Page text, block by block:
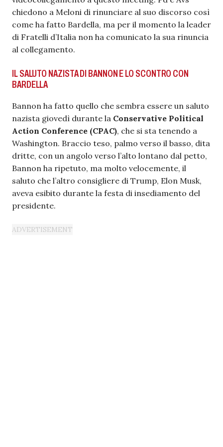
chiedono a Meloni di rinunciare al suo discorso così
come ha fatto Bardella, ma per il momento la leader
di Fratelli d’Italia non ha comunicato la sua rinuncia
al collegamento.
IL SALUTO NAZISTA DI BANNON E LO SCONTRO CON
BARDELLA
Bannon ha fatto quello che sembra essere un saluto
nazista giovedì durante la Conservative Political
Action Conference (CPAC), che si sta tenendo a
Washington. Braccio teso, palmo verso il basso, dita
dritte, con un angolo verso l’alto lontano dal petto,
Bannon ha ripetuto, ma molto velocemente, il
saluto che l’altro consigliere di Trump, Elon Musk,
aveva esibito durante la festa di insediamento del
presidente.